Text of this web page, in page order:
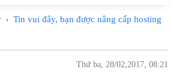
› Tin vui đây, bạn được nâng cấp hosting
Thứ ba, 28/02,2017, 08:21